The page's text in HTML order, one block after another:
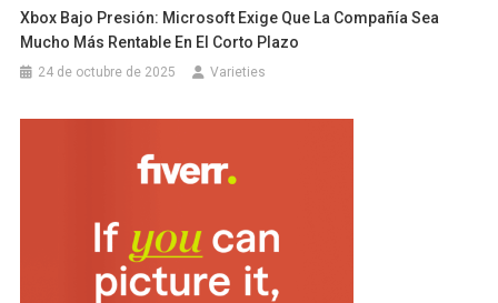
Xbox Bajo Presión: Microsoft Exige Que La Compañía Sea
Mucho Más Rentable En El Corto Plazo
24 de octubre de 2025 Varieties